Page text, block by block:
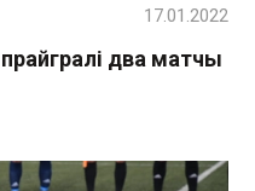
два матчы
17.01.2022